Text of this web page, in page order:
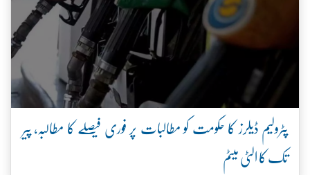
پٹرولیم ڈیلرز کا حکومت کو مطالبات پر فوری فیصلے کا مطالبہ، پیر
تک کا الٹی میٹم